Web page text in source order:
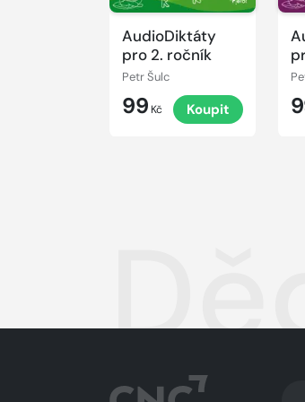
AudioDiktáty
pro 2. ročník
Petr Šulc
99 Kč Koupit